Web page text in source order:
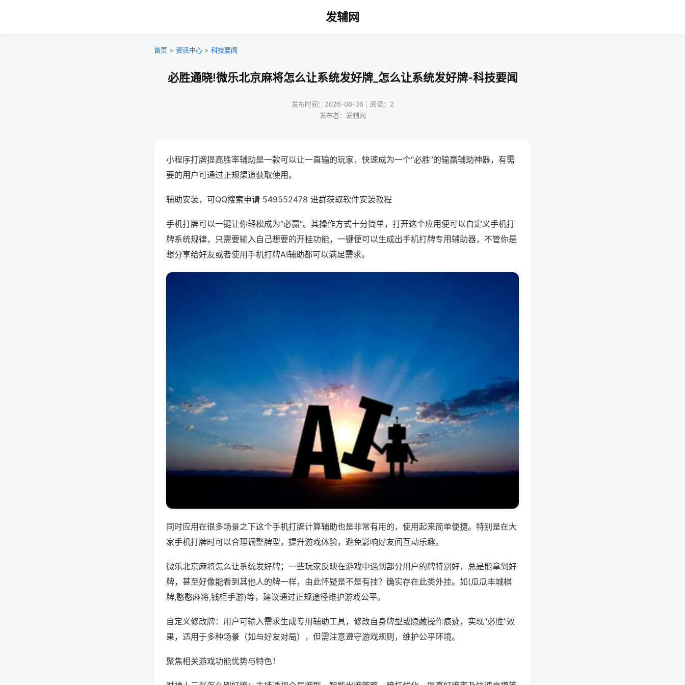
发辅网
首页 > 资讯中心 > 科技要闻
必胜通晓!微乐北京麻将怎么让系统发好牌_怎么让系统发好牌-科技要闻
发布时间：2026-08-06｜阅读：2
发布者：发辅网
小程序打牌提高胜率辅助是一款可以让一直输的玩家，快速成为一个“必胜”的输赢辅助神器，有需
要的用户可通过正规渠道获取使用。
辅助安装，可QQ搜索申请 549552478 进群获取软件安装教程
手机打牌可以一键让你轻松成为“必赢”。其操作方式十分简单，打开这个应用便可以自定义手机打
牌系统规律，只需要输入自己想要的开挂功能，一键便可以生成出手机打牌专用辅助器，不管你是
想分享给好友或者使用手机打牌AI辅助都可以满足需求。
同时应用在很多场景之下这个手机打牌计算辅助也是非常有用的，使用起来简单便捷。特别是在大
家手机打牌时可以合理调整牌型，提升游戏体验，避免影响好友间互动乐趣。
微乐北京麻将怎么让系统发好牌；一些玩家反映在游戏中遇到部分用户的牌特别好，总是能拿到好
牌，甚至好像能看到其他人的牌一样，由此怀疑是不是有挂？确实存在此类外挂。如(瓜瓜丰城棋
牌,憨憨麻将,钱柜手游)等，建议通过正规途径维护游戏公平。
自定义修改牌：用户可输入需求生成专用辅助工具，修改自身牌型或隐藏操作痕迹，实现“必胜”效
果，适用于多种场景（如与好友对局），但需注意遵守游戏规则，维护公平环境。
聚焦相关游戏功能优势与特色！